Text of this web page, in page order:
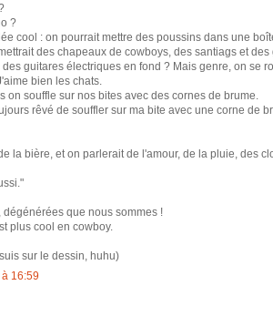
?
cool : on pourrait mettre des poussins dans une
des chapeaux de cowboys, des santiags et
des guitares électriques en fond ? Mais genre, on se
bien les chats.
on souffle sur nos bites avec des cornes de brume.
rêvé de souffler sur ma bite avec une corne de
la bière, et on parlerait de l'amour, de la pluie, des
dégénérées que nous sommes !
plus cool en cowboy.
sur le dessin, huhu)
16:59